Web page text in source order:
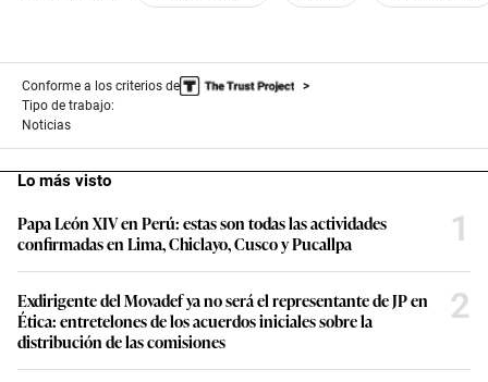
Conforme a los criterios de
Tipo de trabajo:
Noticias
Lo más visto
Papa León XIV en Perú: estas son todas las actividades
confirmadas en Lima, Chiclayo, Cusco y Pucallpa
1
Exdirigente del Movadef ya no será el representante de JP en
Ética: entretelones de los acuerdos iniciales sobre la
distribución de las comisiones
2